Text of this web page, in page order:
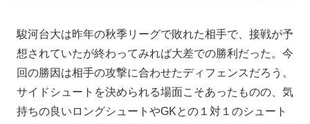
駿河台大は昨年の秋季リーグで敗れた相手で、接戦が予
想されていたが終わってみれば大差での勝利だった。今
回の勝因は相手の攻撃に合わせたディフェンスだろう。
サイドシュートを決められる場面こそあったものの、気
持ちの良いロングシュートやGKとの１対１のシュート